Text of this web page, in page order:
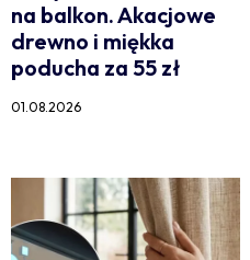
na balkon. Akacjowe
drewno i miękka
poducha za 55 zł
01.08.2026